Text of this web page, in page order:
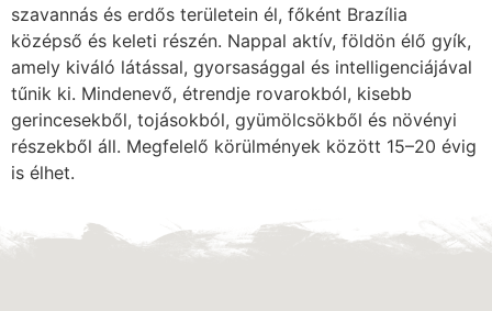
szavannás és erdős területein él, főként Brazília
középső és keleti részén. Nappal aktív, földön élő gyík,
amely kiváló látással, gyorsasággal és intelligenciájával
tűnik ki. Mindenevő, étrendje rovarokból, kisebb
gerincesekből, tojásokból, gyümölcsökből és növényi
részekből áll. Megfelelő körülmények között 15–20 évig
is élhet.